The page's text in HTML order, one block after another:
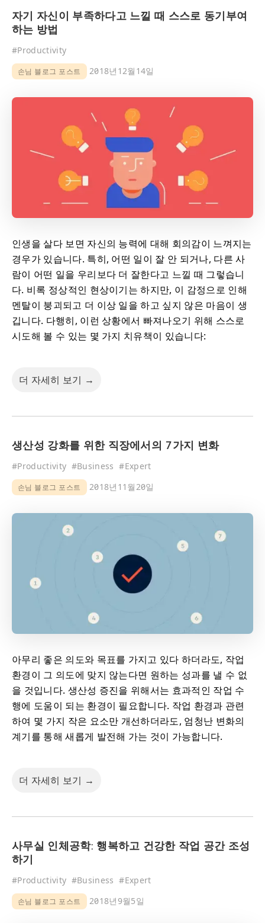
자기 자신이 부족하다고 느낄 때 스스로 동기부여
하는 방법
#Productivity
손님 블로그 포스트 2018년12월14일
인생을 살다 보면 자신의 능력에 대해 회의감이 느껴지는
경우가 있습니다. 특히, 어떤 일이 잘 안 되거나, 다른 사
람이 어떤 일을 우리보다 더 잘한다고 느낄 때 그렇습니
다. 비록 정상적인 현상이기는 하지만, 이 감정으로 인해
멘탈이 붕괴되고 더 이상 일을 하고 싶지 않은 마음이 생
깁니다. 다행히, 이런 상황에서 빠져나오기 위해 스스로
시도해 볼 수 있는 몇 가지 치유책이 있습니다:
더 자세히 보기 →
생산성 강화를 위한 직장에서의 7가지 변화
#Productivity #Business #Expert
손님 블로그 포스트 2018년11월20일
아무리 좋은 의도와 목표를 가지고 있다 하더라도, 작업
환경이 그 의도에 맞지 않는다면 원하는 성과를 낼 수 없
을 것입니다. 생산성 증진을 위해서는 효과적인 작업 수
행에 도움이 되는 환경이 필요합니다. 작업 환경과 관련
하여 몇 가지 작은 요소만 개선하더라도, 엄청난 변화의
계기를 통해 새롭게 발전해 가는 것이 가능합니다.
더 자세히 보기 →
사무실 인체공학: 행복하고 건강한 작업 공간 조성
하기
#Productivity #Business #Expert
손님 블로그 포스트 2018년9월5일